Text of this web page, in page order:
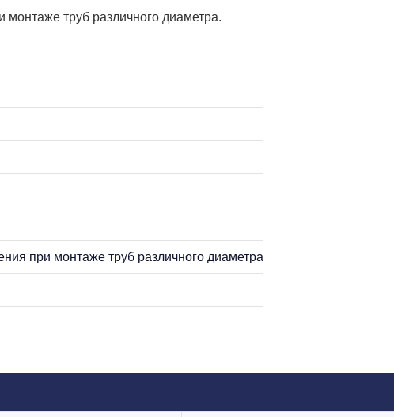
труб различного диаметра.
при монтаже труб различного диаметра